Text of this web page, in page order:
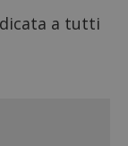
a tutti